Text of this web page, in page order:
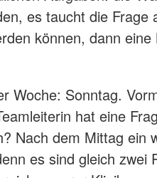
es taucht die
können, dann
Woche: Sonntag.
hat eine
Nach dem Mittag ein
es sind gleich zwei